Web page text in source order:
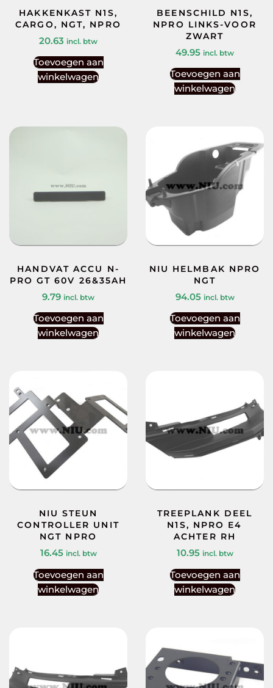
HAKKENKAST N1S,
CARGO, NGT, NPRO
20.63 incl. btw
Toevoegen aan
winkelwagen
BEENSCHILD N1S,
NPRO LINKS-VOOR
ZWART
49.95 incl. btw
Toevoegen aan
winkelwagen
HANDVAT ACCU N-
PRO GT 60V 26&35AH
9.79 incl. btw
Toevoegen aan
winkelwagen
NIU HELMBAK NPRO
NGT
94.05 incl. btw
Toevoegen aan
winkelwagen
NIU STEUN
CONTROLLER UNIT
NGT NPRO
16.45 incl. btw
Toevoegen aan
winkelwagen
TREEPLANK DEEL
N1S, NPRO E4
ACHTER RH
10.95 incl. btw
Toevoegen aan
winkelwagen